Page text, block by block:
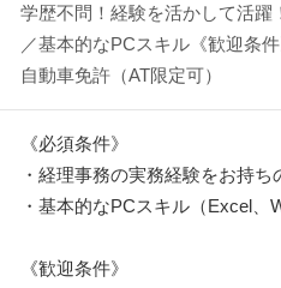
学歴不問！経験を活かして活躍
／基本的なPCスキル《歓迎条
自動車免許（AT限定可）
《必須条件》
・経理事務の実務経験をお持ち
・基本的なPCスキル（Excel、
《歓迎条件》